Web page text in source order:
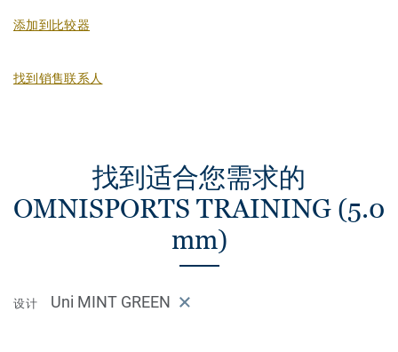
添加到比较器
找到销售联系人
找到适合您需求的
OMNISPORTS TRAINING (5.0
mm)
设计 Uni MINT GREEN